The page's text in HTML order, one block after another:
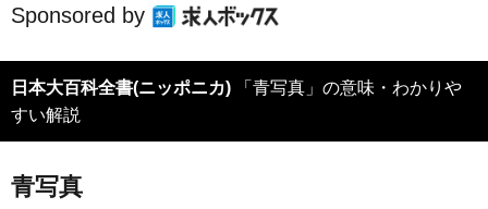
Sponsored by
日本大百科全書(ニッポニカ)
すい解説
青写真